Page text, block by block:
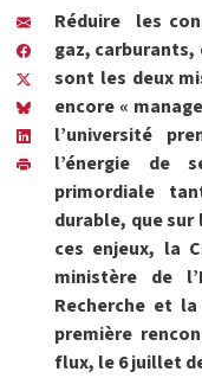
Réduire les
gaz,
sont les deux
encore «
l’université
l’énergie de
primordiale
durable, que sur
ces enjeux, la
ministère de
Recherche et
première
flux, le 6 juillet